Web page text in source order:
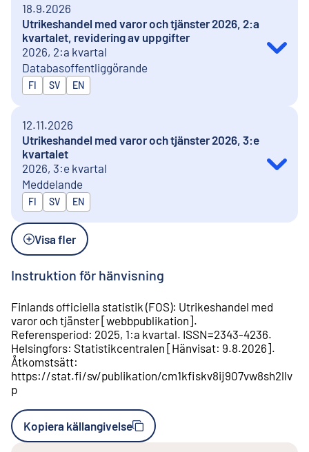
18.9.2026
Utrikeshandel med varor och tjänster 2026, 2:a
kvartalet, revidering av uppgifter
2026, 2:a kvartal
Databasoffentliggörande
Publiceras på
FI SV EN
12.11.2026
Utrikeshandel med varor och tjänster 2026, 3:e
kvartalet
2026, 3:e kvartal
Meddelande
Publiceras på
FI SV EN
Visa fler
Instruktion för hänvisning
Finlands officiella statistik (FOS): Utrikeshandel med
varor och tjänster [webbpublikation].
Referensperiod: 2025, 1:a kvartal. ISSN=2343-4236.
Helsingfors: Statistikcentralen [Hänvisat: 9.8.2026].
Åtkomstsätt:
https://stat.fi/sv/publikation/cm1kfiskv8ij907vw8sh2llv
p
Kopiera källangivelse